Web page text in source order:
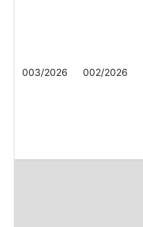
003/2026 002/2026